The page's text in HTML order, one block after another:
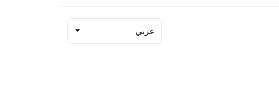
عربي